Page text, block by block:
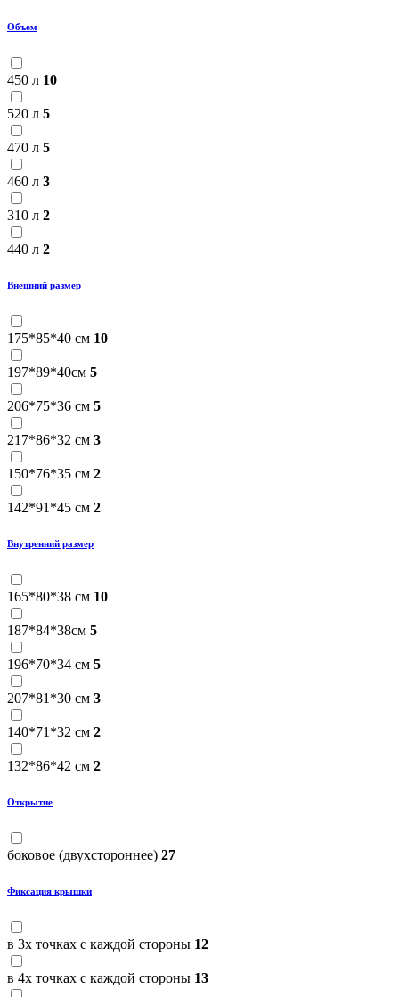
Объем
450 л 10
520 л 5
470 л 5
460 л 3
310 л 2
440 л 2
Внешний размер
175*85*40 см 10
197*89*40см 5
206*75*36 см 5
217*86*32 см 3
150*76*35 см 2
142*91*45 см 2
Внутренний размер
165*80*38 см 10
187*84*38см 5
196*70*34 см 5
207*81*30 см 3
140*71*32 см 2
132*86*42 см 2
Открытие
боковое (двухстороннее) 27
Фиксация крышки
в 3х точках с каждой стороны 12
в 4х точках с каждой стороны 13